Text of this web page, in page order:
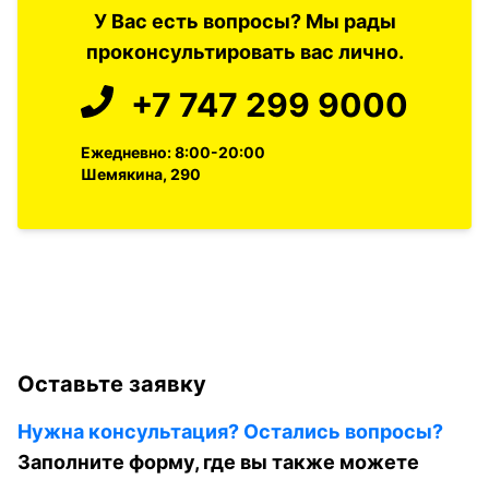
У Вас есть вопросы? Мы рады
проконсультировать вас лично.
+7 747 299 9000
Ежедневно: 8:00-20:00
Шемякина, 290
Оставьте заявку
Нужна консультация? Остались вопросы?
Заполните форму, где вы также можете